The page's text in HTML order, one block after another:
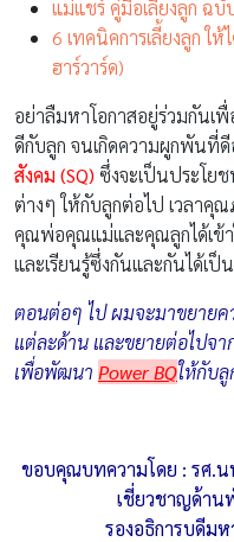
แม่แชร์ คู่มือเลี้ยงลูก ฉ
6 เทคนิคการเลี้ยงลูก ใ
ฮาร์วาร์ด)
อย่าลืมหาโอกาสอยู่ร่วมกันเ
ดีกับลูก จนเกิดความผูกพันที่
สังคม (SQ) ซึ่งจะเป็นประโย
ต่างๆ ให้กับลูกต่อไป เวลาคุ
คุณพ่อคุณแม่และคุณลูกได้เข้
และเรียนรู้ซึ่งกันและกันได้เป็
ตอนต่อๆ ไป ผมจะมาขยายค
แต่ละด้าน และขยายต่อไปจ
เพื่อพัฒนา Power BQให้กับ
ขอบคุณบทความโดย : รศ.
เชี่ยวชาญด้าน
รองอธิการบดีม